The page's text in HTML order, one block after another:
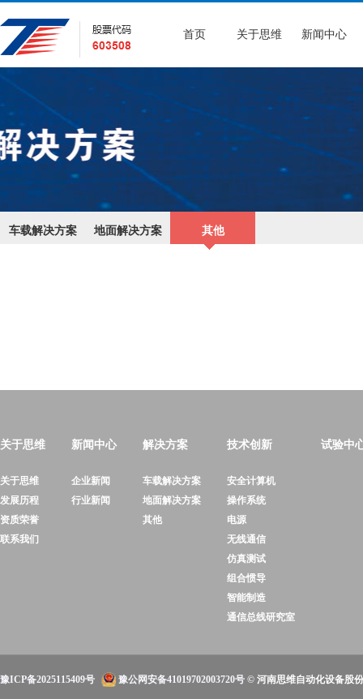
首页 关于思维 新闻中心
车载解决方案 地面解决方案 其他
关于思维
关于思维
发展历程
资质荣誉
联系我们
新闻中心
企业新闻
行业新闻
解决方案
车载解决方案
地面解决方案
其他
技术创新
安全计算机
操作系统
电源
无线通信
仿真测试
组合惯导
智能制造
通信总线研究室
试验中
豫ICP备2025115409号 豫公网安备41019702003720号 © 河南思维自动化设备股